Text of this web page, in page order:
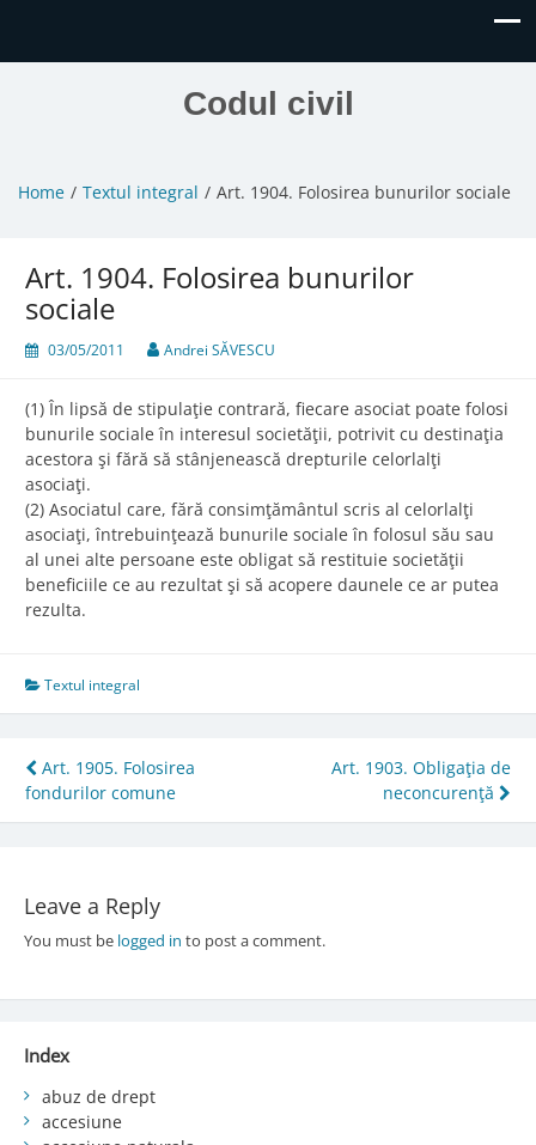
Codul civil
Home Textul integral Art. 1904. Folosirea bunurilor sociale
Art. 1904. Folosirea bunurilor
sociale
03/05/2011 Andrei SĂVESCU
(1) În lipsă de stipulaţie contrară, fiecare asociat poate folosi
bunurile sociale în interesul societăţii, potrivit cu destinaţia
acestora şi fără să stânjenească drepturile celorlalţi
asociaţi.
(2) Asociatul care, fără consimţământul scris al celorlalţi
asociaţi, întrebuinţează bunurile sociale în folosul său sau
al unei alte persoane este obligat să restituie societăţii
beneficiile ce au rezultat şi să acopere daunele ce ar putea
rezulta.
Textul integral
Post
navigation
Art. 1905. Folosirea
fondurilor comune
Art. 1903. Obligaţia de
neconcurenţă
Leave a Reply
You must be logged in to post a comment.
Index
abuz de drept
accesiune